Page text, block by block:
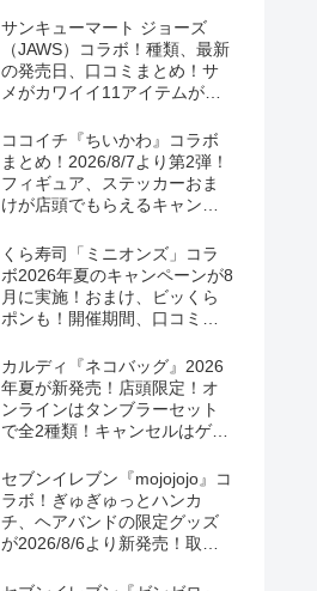
コミ！
サンキューマート ジョーズ
（JAWS）コラボ！種類、最新
の発売日、口コミまとめ！サ
メがカワイイ11アイテムが
ココイチ『ちいかわ』コラボ
まとめ！2026/8/7より第2弾！
フィギュア、ステッカーおま
けが店頭でもらえるキャンペ
る！
くら寿司「ミニオンズ」コラ
ボ2026年夏のキャンペーンが8
月に実施！おまけ、ビッくら
ポンも！開催期間、口コミ、
カルディ『ネコバッグ』2026
年夏が新発売！店頭限定！オ
ンラインはタンブラーセット
で全2種類！キャンセルはゲリ
セブンイレブン『mojojojo』コ
ラボ！ぎゅぎゅっとハンカ
チ、ヘアバンドの限定グッズ
が2026/8/6より新発売！取扱